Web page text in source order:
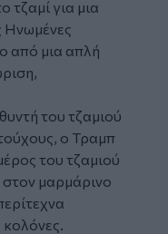
τζαμί για μια
Ηνωμένες
από μια απλή
του τζαμιού
ο Τραμπ
του τζαμιού
μαρμάρινο
κολόνες.